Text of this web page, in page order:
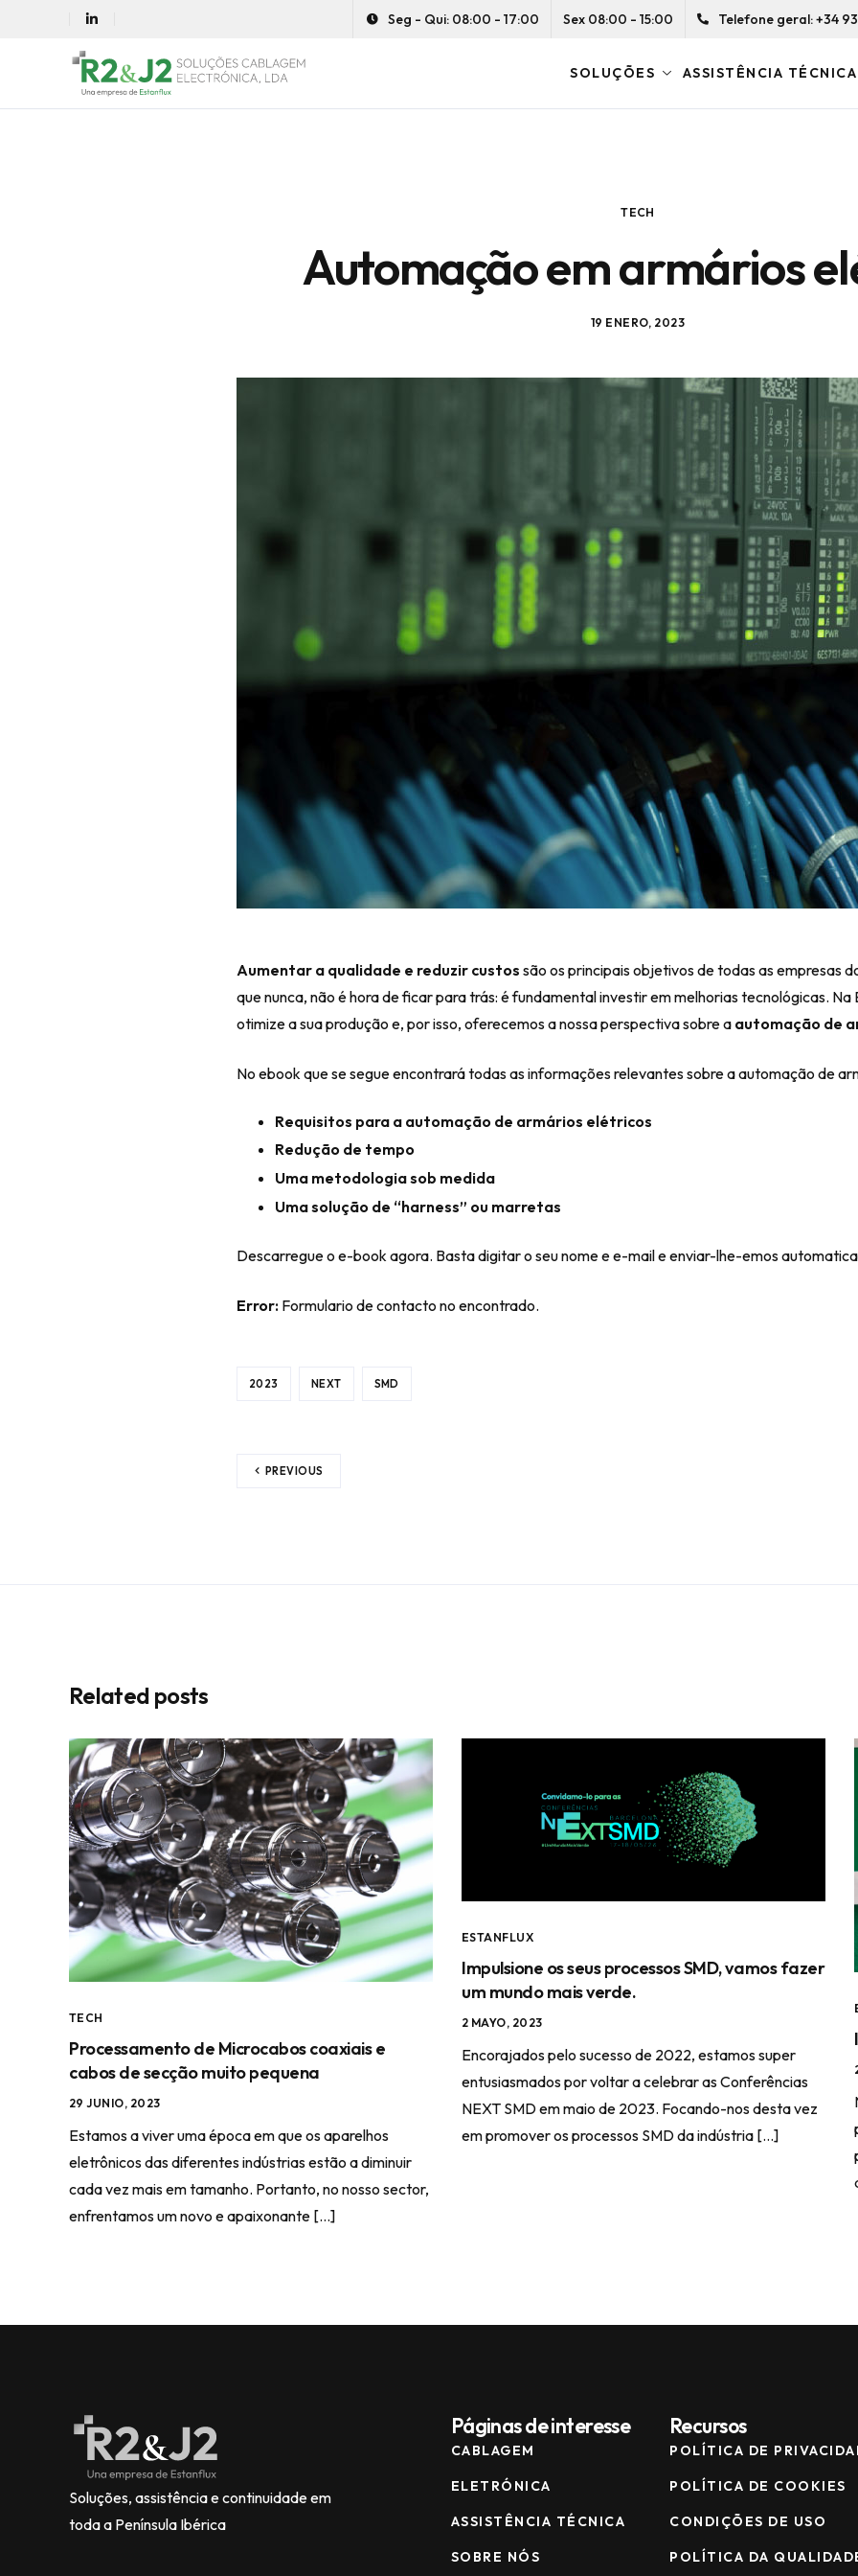
Seg - Qui: 08:00 - 17:00 Sex 08:00 - 15:00 Telefone geral: +34 93
SOLUÇÕES ASSISTÊNCIA TÉCNICA
TECH
Automação em armários
19 ENERO, 2023
Aumentar a qualidade e reduzir custos são os principais objetivos de todas as empresas
que nunca, não é hora de ficar para trás: é fundamental investir em melhorias tecnológicas.
otimize a sua produção e, por isso, oferecemos a nossa perspectiva sobre a automação de
No ebook que se segue encontrará todas as informações relevantes sobre a automação de
Requisitos para a automação de armários elétricos
Redução de tempo
Uma metodologia sob medida
Uma solução de “harness” ou marretas
Descarregue o e-book agora. Basta digitar o seu nome e e-mail e enviar-lhe-emos
Error: Formulario de contacto no encontrado.
2023 NEXT SMD
PREVIOUS
Related posts
TECH
Processamento de Microcabos coaxiais e
cabos de secção muito pequena
29 JUNIO, 2023
Estamos a viver uma época em que os aparelhos
eletrônicos das diferentes indústrias estão a diminuir
cada vez mais em tamanho. Portanto, no nosso sector,
enfrentamos um novo e apaixonante […]
ESTANFLUX
Impulsione os seus processos SMD, vamos fazer
um mundo mais verde.
2 MAYO, 2023
Encorajados pelo sucesso de 2022, estamos super
entusiasmados por voltar a celebrar as Conferências
NEXT SMD em maio de 2023. Focando-nos desta vez
em promover os processos SMD da indústria […]
Soluções, assistência e continuidade em
toda a Península Ibérica
Páginas de interesse
CABLAGEM
ELETRÓNICA
ASSISTÊNCIA TÉCNICA
SOBRE NÓS
Recursos
POLÍTICA DE
POLÍTICA DE COOKIES
CONDIÇÕES DE USO
POLÍTICA DA